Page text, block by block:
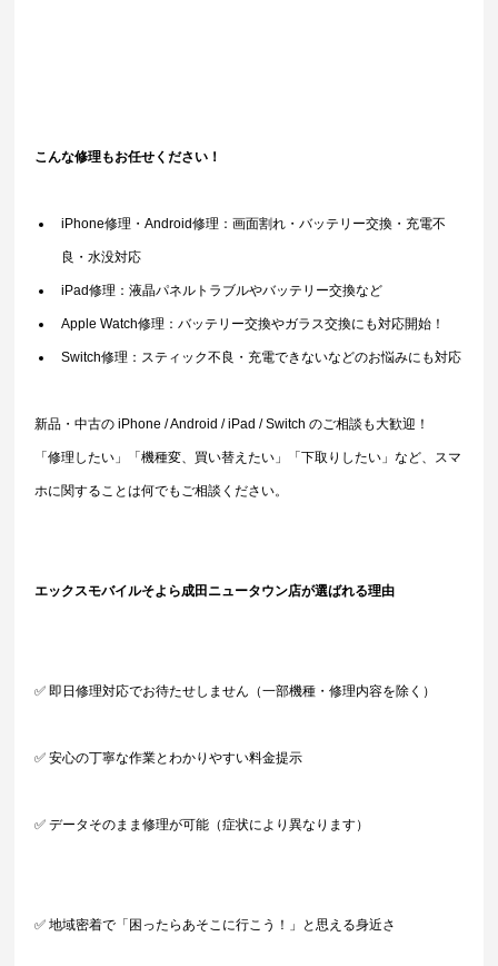
こんな修理もお任せください！
iPhone修理・Android修理：画面割れ・バッテリー交換・充電不
良・水没対応
iPad修理：液晶パネルトラブルやバッテリー交換など
Apple Watch修理：バッテリー交換やガラス交換にも対応開始！
Switch修理：スティック不良・充電できないなどのお悩みにも対応
新品・中古の iPhone / Android / iPad / Switch のご相談も大歓迎！
「修理したい」「機種変、買い替えたい」「下取りしたい」など、スマ
ホに関することは何でもご相談ください。
エックスモバイルそよら成田ニュータウン店が選ばれる理由
✅ 即日修理対応でお待たせしません（一部機種・修理内容を除く）
✅ 安心の丁寧な作業とわかりやすい料金提示
✅ データそのまま修理が可能（症状により異なります）
✅ 地域密着で「困ったらあそこに行こう！」と思える身近さ